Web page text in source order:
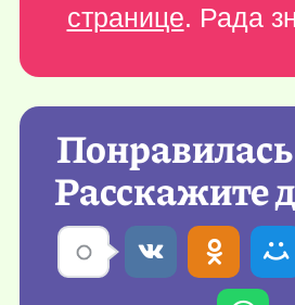
странице. Рада
Понравилась
Расскажите